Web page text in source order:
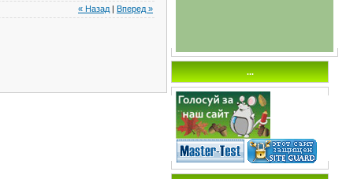
« Назад Вперед »
...